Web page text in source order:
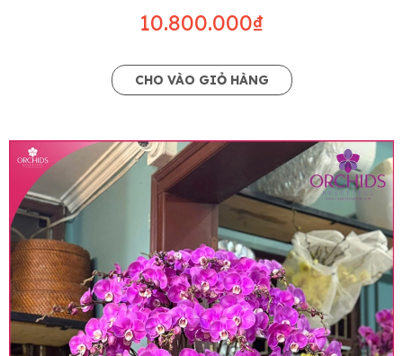
10.800.000₫
CHO VÀO GIỎ HÀNG